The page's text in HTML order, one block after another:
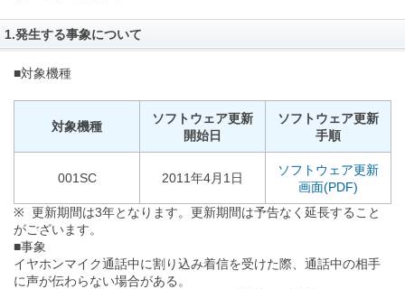
1.発生する事象について
■対象機種
対象機種
ソフトウェア更新
開始日
ソフトウェア更新
手順
001SC 2011年4月1日
ソフトウェア更新
画面(PDF)
※ 更新期間は3年となります。更新期間は予告なく延長すること
がございます。
■事象
イヤホンマイク通話中に割り込み着信を受けた際、通話中の相手
に声が伝わらない場合がある。